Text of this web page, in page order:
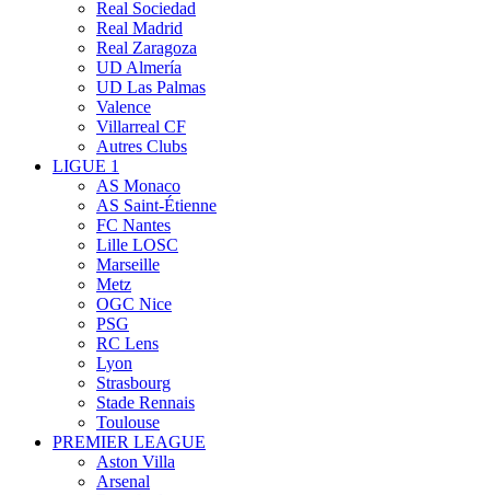
Real Sociedad
Real Madrid
Real Zaragoza
UD Almería
UD Las Palmas
Valence
Villarreal CF
Autres Clubs
LIGUE 1
AS Monaco
AS Saint-Étienne
FC Nantes
Lille LOSC
Marseille
Metz
OGC Nice
PSG
RC Lens
Lyon
Strasbourg
Stade Rennais
Toulouse
PREMIER LEAGUE
Aston Villa
Arsenal